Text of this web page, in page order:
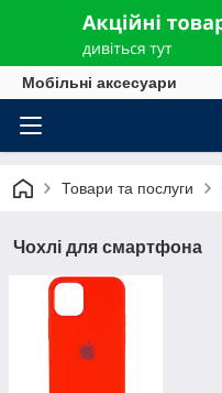
Мобільні аксесуари
Товари та послуги
Чохлі для смартфона